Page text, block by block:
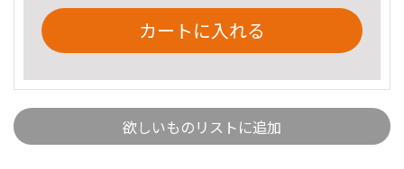
カートに入れる
欲しいものリストに追加